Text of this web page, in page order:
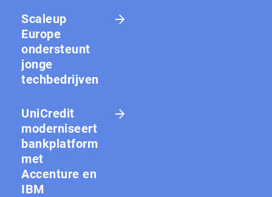
Scaleup
Europe
ondersteunt
jonge
techbedrijven
UniCredit
moderniseert
bankplatform
met
Accenture en
IBM